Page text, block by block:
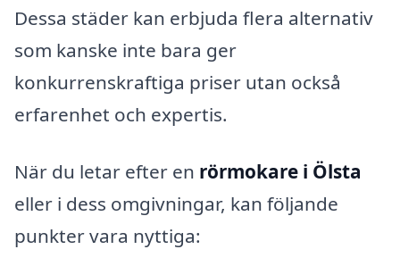
Dessa städer kan erbjuda flera alternativ
som kanske inte bara ger
konkurrenskraftiga priser utan också
erfarenhet och expertis.
När du letar efter en rörmokare i Ölsta
eller i dess omgivningar, kan följande
punkter vara nyttiga: